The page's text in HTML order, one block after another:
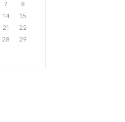
7
8
14
15
21
22
28
29